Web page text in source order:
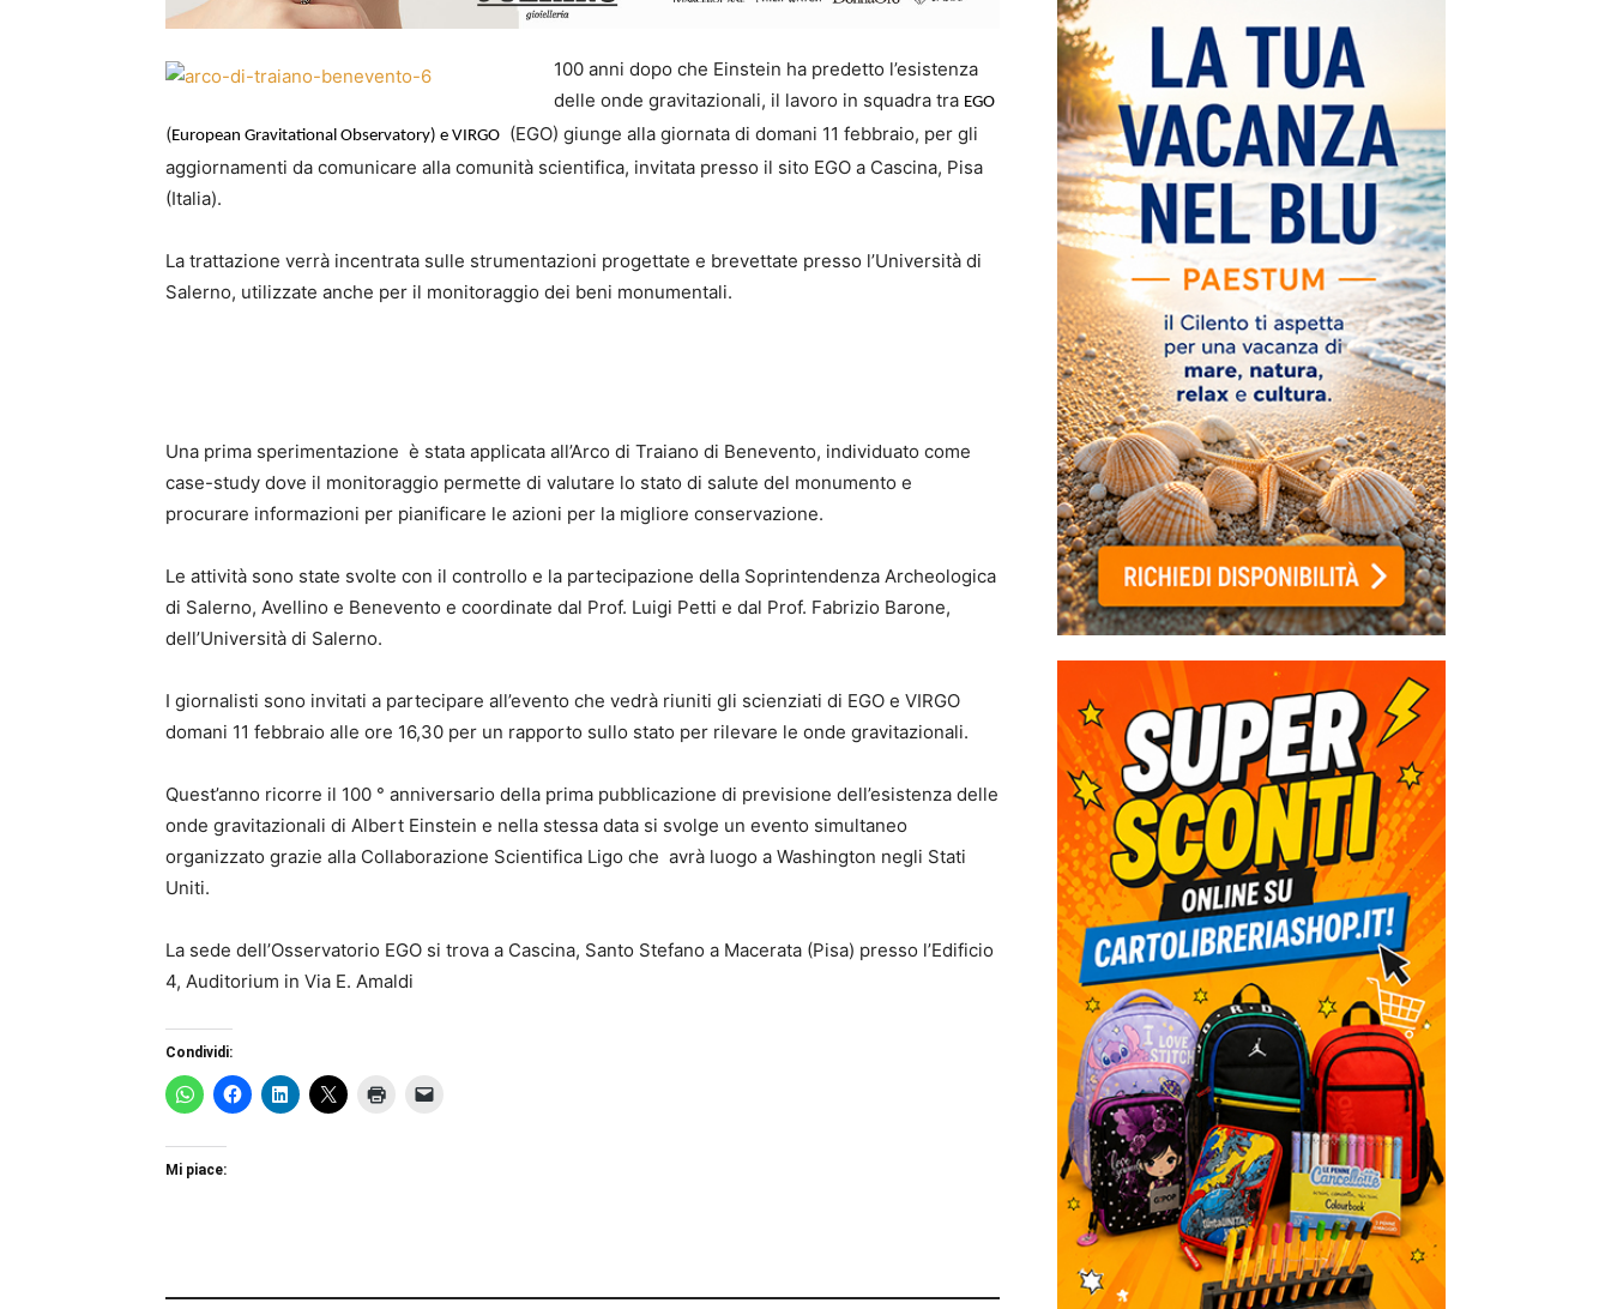
100 anni dopo che Einstein ha predetto l’esistenza
delle onde gravitazionali, il lavoro in squadra tra EGO
(European Gravitational Observatory) e VIRGO (EGO) giunge alla giornata di domani 11 febbraio, per gli
aggiornamenti da comunicare alla comunità scientifica, invitata presso il sito EGO a Cascina, Pisa
(Italia).
La trattazione verrà incentrata sulle strumentazioni progettate e brevettate presso l’Università di
Salerno, utilizzate anche per il monitoraggio dei beni monumentali.
Una prima sperimentazione è stata applicata all’Arco di Traiano di Benevento, individuato come
case-study dove il monitoraggio permette di valutare lo stato di salute del monumento e
procurare informazioni per pianificare le azioni per la migliore conservazione.
Le attività sono state svolte con il controllo e la partecipazione della Soprintendenza Archeologica
di Salerno, Avellino e Benevento e coordinate dal Prof. Luigi Petti e dal Prof. Fabrizio Barone,
dell’Università di Salerno.
I giornalisti sono invitati a partecipare all’evento che vedrà riuniti gli scienziati di EGO e VIRGO
domani 11 febbraio alle ore 16,30 per un rapporto sullo stato per rilevare le onde gravitazionali.
Quest’anno ricorre il 100 ° anniversario della prima pubblicazione di previsione dell’esistenza delle
onde gravitazionali di Albert Einstein e nella stessa data si svolge un evento simultaneo
organizzato grazie alla Collaborazione Scientifica Ligo che avrà luogo a Washington negli Stati
Uniti.
La sede dell’Osservatorio EGO si trova a Cascina, Santo Stefano a Macerata (Pisa) presso l’Edificio
4, Auditorium in Via E. Amaldi
Condividi:
Mi piace: